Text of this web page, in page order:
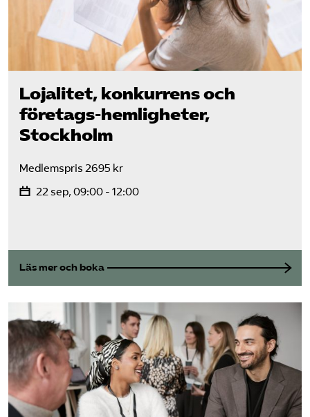
Lojalitet, konkurrens och
företags-hemligheter,
Stockholm
Medlemspris 2695 kr
22 sep, 09:00 - 12:00
Läs mer och boka